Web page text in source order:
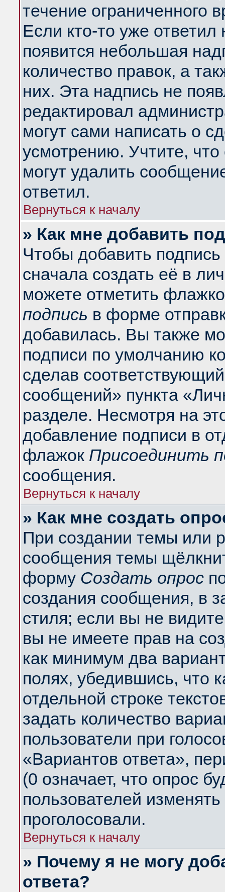
течение ограниченного
Если кто-то уже
появится небольшая
количество правок, а
них. Эта надпись не
редактировал
могут сами написать о
усмотрению. Учтите,
могут удалить
ответил.
Вернуться к началу
» Как мне добавить
Чтобы добавить
сначала создать её в
можете отметить
подпись в форме
добавилась. Вы также
подписи по умолчанию
сделав
сообщений» пункта
разделе. Несмотря на
добавление подписи в
флажок Присоединить
сообщения.
Вернуться к началу
» Как мне создать
При создании темы или
сообщения темы
форму Создать опрос
создания сообщения, в
стиля; если вы не
вы не имеете прав на
как минимум два
полях, убедившись, что
отдельной строке
задать количество
пользователи при
«Вариантов ответа»,
(0 означает, что опрос
пользователей
проголосовали.
Вернуться к началу
» Почему я не могу
ответа?